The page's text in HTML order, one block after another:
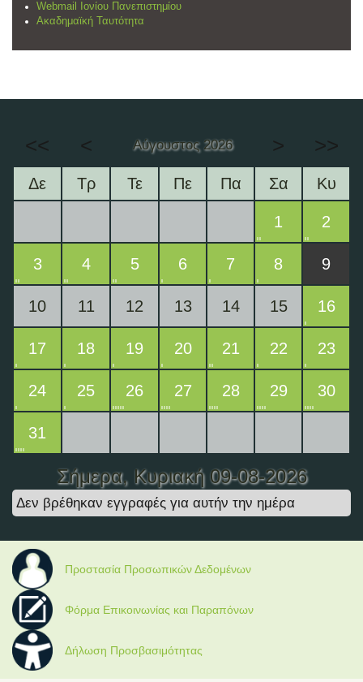
Webmail Ιονίου Πανεπιστημίου
Ακαδημαϊκή Ταυτότητα
<< < Αύγουστος 2026 > >>
Δε Τρ Τε Πε Πα Σα Κυ
1 2
3 4 5 6 7 8 9
10 11 12 13 14 15 16
17 18 19 20 21 22 23
24 25 26 27 28 29 30
31
Σήμερα, Κυριακή 09-08-2026
Δεν βρέθηκαν εγγραφές για αυτήν την ημέρα
Προστασία Προσωπικών Δεδομένων
Φόρμα Επικοινωνίας και Παραπόνων
Δήλωση Προσβασιμότητας